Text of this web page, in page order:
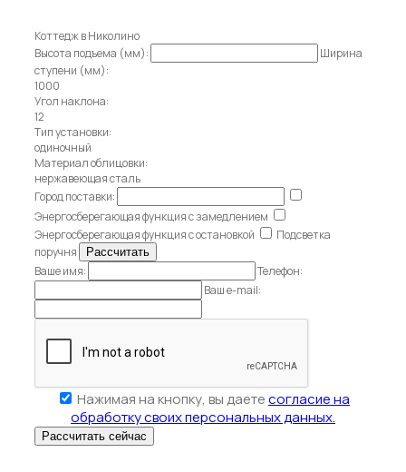
Коттедж в Николино
Высота подъема (мм):
Ширина
ступени (мм):
1000
Угол наклона:
12
Тип установки:
одиночный
Материал облицовки:
нержавеющая сталь
Город поставки:
Энергосберегающая функция с замедлением
Энергосберегающая функция с остановкой
Подсветка
поручня
Ваше имя:
Телефон:
Ваш e-mail:
Нажимая на кнопку, вы даетесогласие на
обработку своих персональных данных.